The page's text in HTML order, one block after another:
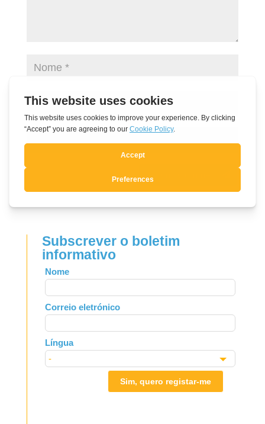
Subscrever o boletim
informativo
Leave
this
field
blank
Nome
Correio eletrónico
Língua
Sim, quero registar-me